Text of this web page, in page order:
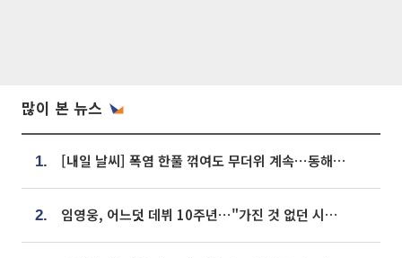
많이 본 뉴스
1. [내일 날씨] 폭염 한풀 꺾여도 무더위 계속⋯동해안 이틀 연속 비
2. 임영웅, 어느덧 데뷔 10주년⋯"가진 것 없던 시절, 내 앞엔 20명의 팬뿐"